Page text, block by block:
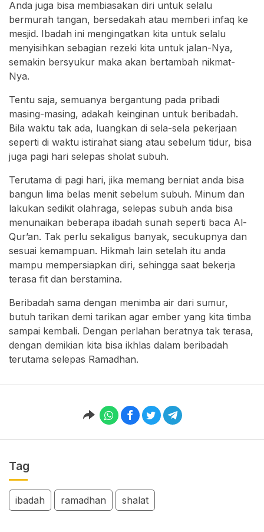
Anda juga bisa membiasakan diri untuk selalu
bermurah tangan, bersedakah atau memberi infaq ke
mesjid. Ibadah ini mengingatkan kita untuk selalu
menyisihkan sebagian rezeki kita untuk jalan-Nya,
semakin bersyukur maka akan bertambah nikmat-
Nya.
Tentu saja, semuanya bergantung pada pribadi
masing-masing, adakah keinginan untuk beribadah.
Bila waktu tak ada, luangkan di sela-sela pekerjaan
seperti di waktu istirahat siang atau sebelum tidur, bisa
juga pagi hari selepas sholat subuh.
Terutama di pagi hari, jika memang berniat anda bisa
bangun lima belas menit sebelum subuh. Minum dan
lakukan sedikit olahraga, selepas subuh anda bisa
menunaikan beberapa ibadah sunah seperti baca Al-
Qur’an. Tak perlu sekaligus banyak, secukupnya dan
sesuai kemampuan. Hikmah lain setelah itu anda
mampu mempersiapkan diri, sehingga saat bekerja
terasa fit dan berstamina.
Beribadah sama dengan menimba air dari sumur,
butuh tarikan demi tarikan agar ember yang kita timba
sampai kembali. Dengan perlahan beratnya tak terasa,
dengan demikian kita bisa ikhlas dalam beribadah
terutama selepas Ramadhan.
Tag
ibadah ramadhan shalat